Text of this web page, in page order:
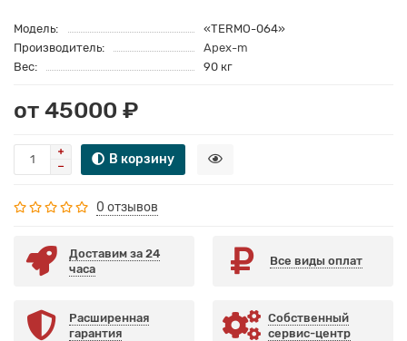
Модель:
«TERMO-064»
Производитель:
Apex-m
Вес:
90 кг
от 45000 ₽
В корзину
0 отзывов
Доставим за 24
часа
Все виды оплат
Расширенная
гарантия
Собственный
сервис-центр